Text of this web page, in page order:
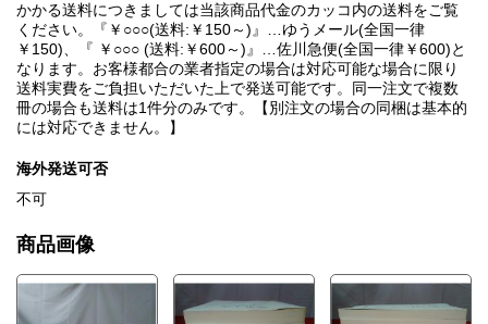
かかる送料につきましては当該商品代金のカッコ内の送料をご覧
ください。『￥○○○(送料:￥150～)』…ゆうメール(全国一律
￥150)、『 ￥○○○ (送料:￥600～)』…佐川急便(全国一律￥600)と
なります。お客様都合の業者指定の場合は対応可能な場合に限り
送料実費をご負担いただいた上で発送可能です。同一注文で複数
冊の場合も送料は1件分のみです。【別注文の場合の同梱は基本的
には対応できません。】
海外発送可否
不可
商品画像